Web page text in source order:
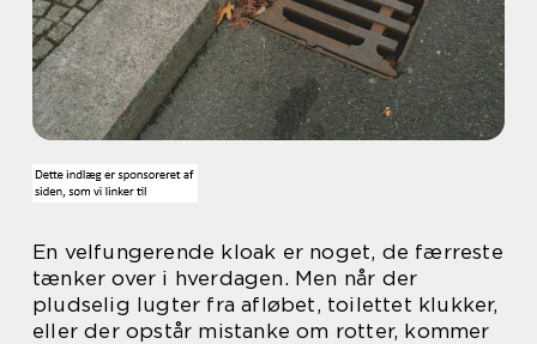
En velfungerende kloak er noget, de færreste
tænker over i hverdagen. Men når der
pludselig lugter fra afløbet, toilettet klukker,
eller der opstår mistanke om rotter, kommer